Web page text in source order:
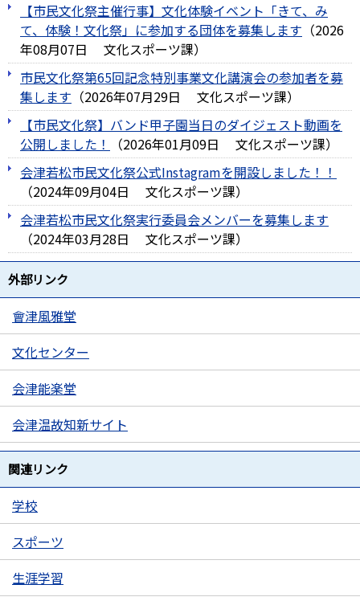
【市民文化祭主催行事】文化体験イベント「きて、み
て、体験！文化祭」に参加する団体を募集します （2026
年08月07日
文化スポーツ課）
市民文化祭第65回記念特別事業文化講演会の参加者を募
集します （2026年07月29日 文化スポーツ課）
【市民文化祭】バンド甲子園当日のダイジェスト動画を
公開しました！
（2026年01月09日 文化スポーツ課）
会津若松市民文化祭公式Instagramを開設しました！！
（2024年09月04日 文化スポーツ課）
会津若松市民文化祭実行委員会メンバーを募集します
（2024年03月28日 文化スポーツ課）
外部リンク
會津風雅堂
文化センター
会津能楽堂
会津温故知新サイト
関連リンク
学校
スポーツ
生涯学習